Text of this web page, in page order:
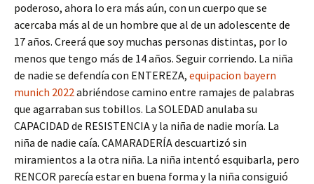
poderoso, ahora lo era más aún, con un cuerpo que se
acercaba más al de un hombre que al de un adolescente de
17 años. Creerá que soy muchas personas distintas, por lo
menos que tengo más de 14 años. Seguir corriendo. La niña
de nadie se defendía con ENTEREZA, equipacion bayern
munich 2022abriéndose camino entre ramajes de palabras
que agarraban sus tobillos. La SOLEDAD anulaba su
CAPACIDAD de RESISTENCIA y la niña de nadie moría. La
niña de nadie caía. CAMARADERÍA descuartizó sin
miramientos a la otra niña. La niña intentó esquibarla, pero
RENCOR parecía estar en buena forma y la niña consiguió